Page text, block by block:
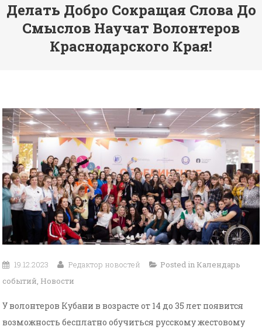
Делать Добро Сокращая Слова До
Смыслов Научат Волонтеров
Краснодарского Края!
19.12.2023 Редактор новостей Posted in Календарь
событий, Новости
У волонтеров Кубани в возрасте от 14 до 35 лет появится
возможность бесплатно обучиться русскому жестовому